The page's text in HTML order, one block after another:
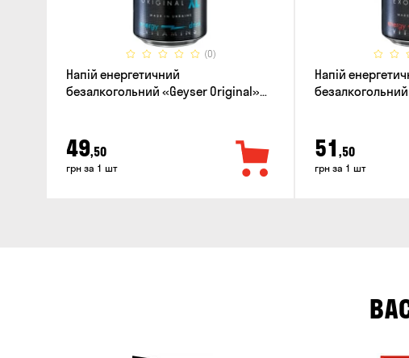
(0)
Напій енергетичний
безалкогольний «Geyser Original»
49,50
грн за 1 шт
Напій
51 ,50
грн за 1 шт